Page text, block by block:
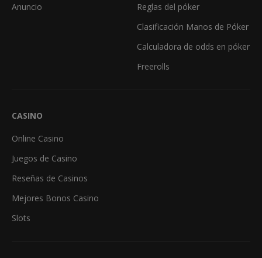
Anuncio
Reglas del póker
Clasificación Manos de Póker
Calculadora de odds en póker
Freerolls
CASINO
Online Casino
Juegos de Casino
Reseñas de Casinos
Mejores Bonos Casino
Slots